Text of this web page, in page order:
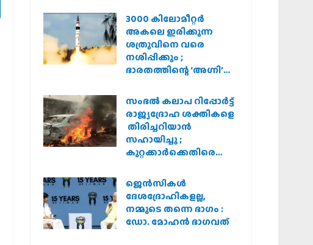
3000 കിലോമീറ്റർ
അകലെ ഇരിക്കുന്ന
ശത്രുവിനെ വരെ
നശിപ്പിക്കും ;
ഭാരതത്തിന്റെ ‘അഗ്നി’
സംഭൽ കലാപ റിപ്പോർട്ട്
രാജ്യദ്രോഹ ശക്തികളെ
തിരിച്ചറിയാൻ
സഹായിച്ചു ;
കുറ്റക്കാർക്കെതിരെ
വേണമെന്ന് വിശ്വഹിന്ദു
പരിഷത്ത്
ജെന്‍സികള്‍
ദേശദ്രോഹികളല്ല,
നമ്മുടെ തന്നെ ഭാഗം :
ഡോ. മോഹന്‍ ഭാഗവത്